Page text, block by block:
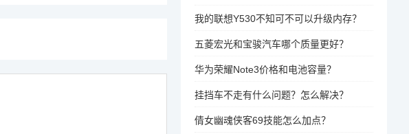
我的联想Y530不知可不可以升级内存？
五菱宏光和宝骏汽车哪个质量更好？
华为荣耀Note3价格和电池容量？
挂挡车不走有什么问题？怎么解决？
倩女幽魂侠客69技能怎么加点？